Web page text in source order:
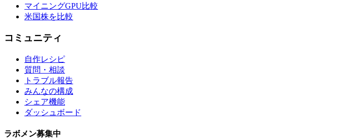
マイニングGPU比較
米国株を比較
コミュニティ
自作レシピ
質問・相談
トラブル報告
みんなの構成
シェア機能
ダッシュボード
ラボメン募集中